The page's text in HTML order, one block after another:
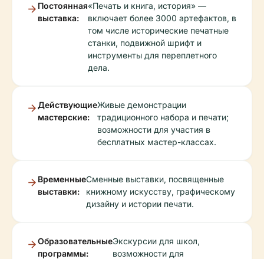
Постоянная
выставка:
«Печать и книга, история» —
включает более 3000 артефактов, в
том числе исторические печатные
станки, подвижной шрифт и
инструменты для переплетного
дела.
Действующие
мастерские:
Живые демонстрации
традиционного набора и печати;
возможности для участия в
бесплатных мастер-классах.
Временные
выставки:
Сменные выставки, посвященные
книжному искусству, графическому
дизайну и истории печати.
Образовательные
программы:
Экскурсии для школ,
возможности для